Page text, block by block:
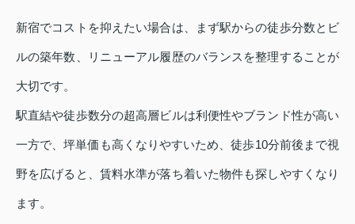
新宿でコストを抑えたい場合は、まず駅からの徒歩分数とビ
ルの築年数、リニューアル履歴のバランスを整理することが
大切です。
駅直結や徒歩数分の超高層ビルは利便性やブランド性が高い
一方で、坪単価も高くなりやすいため、徒歩10分前後まで視
野を広げると、賃料水準が落ち着いた物件も探しやすくなり
ます。